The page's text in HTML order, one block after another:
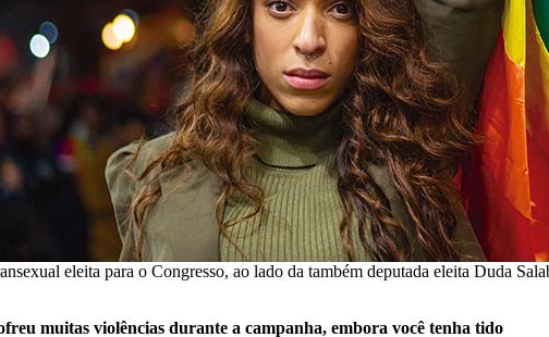
eleita para o Congresso, ao lado da também deputada eleita Duda
muitas violências durante a campanha, embora você tenha tido